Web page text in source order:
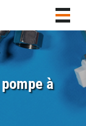
pompe à